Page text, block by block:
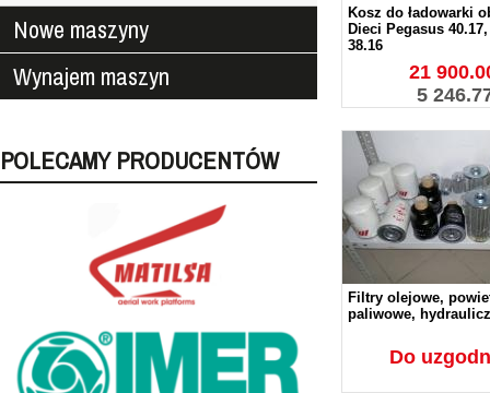
Nowe maszyny
Wynajem maszyn
POLECAMY PRODUCENTÓW
Kosz do ładowarki
Dieci Pegasus
38.16
21
5
Filtry olejowe,
paliwowe,
Do